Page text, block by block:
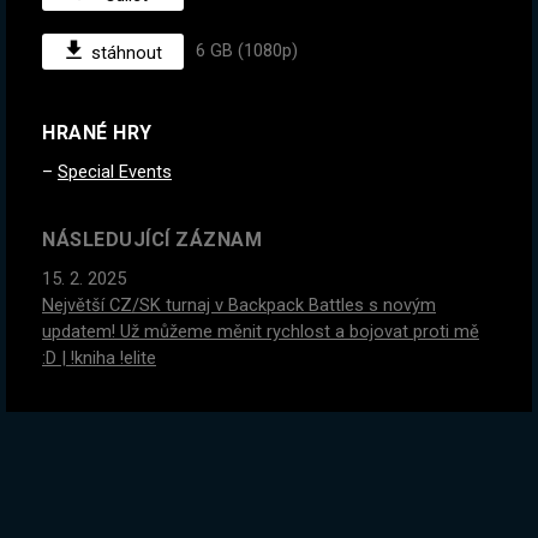
stáhnout 6 GB (1080p)
HRANÉ HRY
Special Events
NÁSLEDUJÍCÍ ZÁZNAM
15. 2. 2025
Největší CZ/SK turnaj v Backpack Battles s novým
updatem! Už můžeme měnit rychlost a bojovat proti mě
:D | !kniha !elite